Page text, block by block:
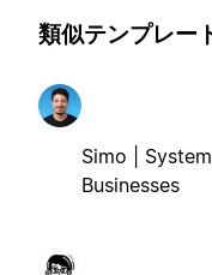
類似テンプレー
Simo |
Businesses